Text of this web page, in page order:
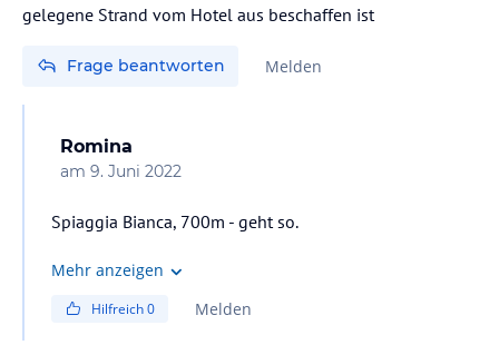
gelegene Strand vom Hotel aus beschaffen ist
Frage beantworten Melden
Romina
am 9. Juni 2022
Spiaggia Bianca, 700m - geht so.
Mehr anzeigen
Hilfreich0 Melden